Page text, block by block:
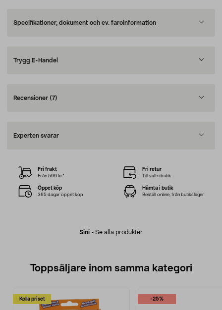
Specifikationer, dokument och ev. faroinformation
Trygg E-Handel
Recensioner (7)
Experten svarar
Sini - Se alla produkter
Fri frakt
Från 599 kr*
Fri retur
Till valfri butik
Öppet köp
365 dagar öppet köp
Hämta i butik
Beställ online, från butikslager
Toppsäljare inom samma kategori
Kolla priset -25%